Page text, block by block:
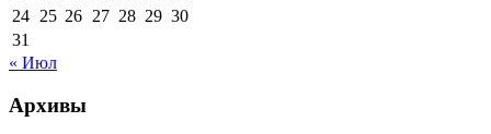
24 25 26 27 28 29 30
31
« Июл
Архивы